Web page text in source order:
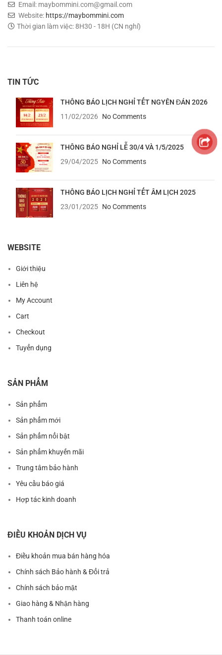
Email: maybommini.com@gmail.com
Website: https://maybommini.com
Thời gian làm việc: 8H30 - 18H (CN nghỉ)
TIN TỨC
THÔNG BÁO LỊCH NGHỈ TẾT NGYÊN ĐÁN 2026
11/02/2026
No Comments
THÔNG BÁO NGHỈ LỄ 30/4 VÀ 1/5/2025
29/04/2025 No Comments
THÔNG BÁO LỊCH NGHỈ TẾT ÂM LỊCH 2025
23/01/2025 No Comments
WEBSITE
Giới thiệu
Liên hệ
My Account
Cart
Checkout
Tuyển dụng
SẢN PHẨM
Sản phẩm
Sản phẩm mới
Sản phẩm nổi bật
Sản phẩm khuyến mãi
Trung tâm bảo hành
Yêu cầu báo giá
Hợp tác kinh doanh
ĐIỀU KHOẢN DỊCH VỤ
Điều khoản mua bán hàng hóa
Chính sách Bảo hành & Đổi trả
Chính sách bảo mật
Giao hàng & Nhận hàng
Thanh toán online